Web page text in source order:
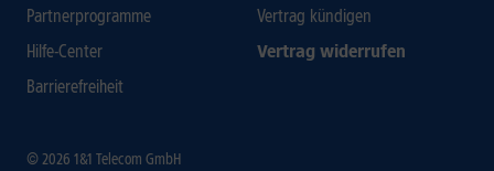
Partnerprogramme
Hilfe-Center
Barrierefreiheit
Vertrag kündigen
Vertrag widerrufen
© 2026 1&1 Telecom GmbH